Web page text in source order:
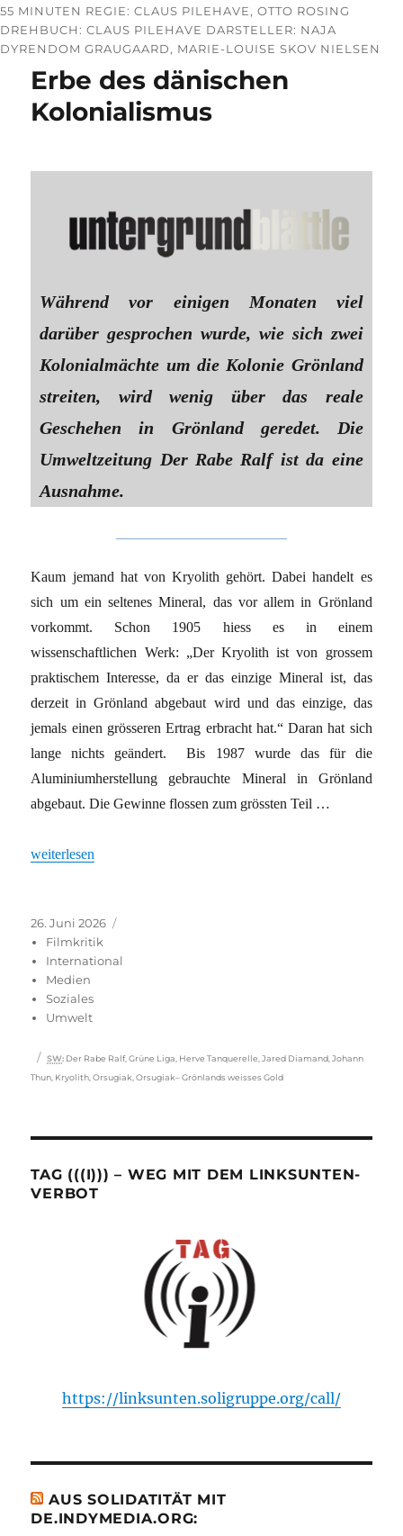
55 MINUTEN REGIE: CLAUS PILEHAVE, OTTO ROSING
DREHBUCH: CLAUS PILEHAVE DARSTELLER: NAJA
DYRENDOM GRAUGAARD, MARIE-LOUISE SKOV NIELSEN
Erbe des dänischen
Kolonialismus
Während vor einigen Monaten viel
darüber gesprochen wurde, wie sich zwei
Kolonialmächte um die Kolonie Grönland
streiten, wird wenig über das reale
Geschehen in Grönland geredet. Die
Umweltzeitung Der Rabe Ralf ist da eine
Ausnahme.
Kaum jemand hat von Kryolith gehört. Dabei handelt es
sich um ein seltenes Mineral, das vor allem in Grönland
vorkommt. Schon 1905 hiess es in einem
wissenschaftlichen Werk: „Der Kryolith ist von grossem
praktischem Interesse, da er das einzige Mineral ist, das
derzeit in Grönland abgebaut wird und das einzige, das
jemals einen grösseren Ertrag erbracht hat.“ Daran hat sich
lange nichts geändert. Bis 1987 wurde das für die
Aluminiumherstellung gebrauchte Mineral in Grönland
abgebaut. Die Gewinne flossen zum grössten Teil …
„Erbe des dänischen Kolonialismus“
weiterlesen
Veröffentlicht
am
26. Juni 2026
Filmkritik
International
Medien
Soziales
Umwelt
Schlagwörter
SW: Der Rabe Ralf,Grüne Liga Herve Tanquerelle ,Jared Diamand ,Johann
Thun Kryolith ,Orsugiak ,Orsugiak– Grönlands weisses Gold
TAG (((I))) – WEG MIT DEM LINKSUNTEN-
VERBOT
https://linksunten.soligruppe.org/call/
AUS SOLIDATITÄT MIT
DE.INDYMEDIA.ORG: